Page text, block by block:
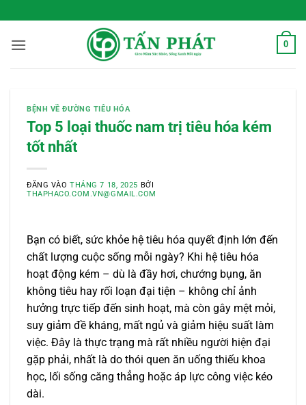
qua
nội
0
BỆNH VỀ ĐƯỜNG TIÊU HÓA
Top 5 loại thuốc nam trị tiêu hóa kém
tốt nhất
ĐĂNG VÀOTHÁNG 7 18, 2025 BỞI
THAPHACO.COM.VN@GMAIL.COM
Bạn có biết, sức khỏe hệ tiêu hóa quyết định lớn đến
chất lượng cuộc sống mỗi ngày? Khi hệ tiêu hóa
hoạt động kém – dù là đầy hơi, chướng bụng, ăn
không tiêu hay rối loạn đại tiện – không chỉ ảnh
hưởng trực tiếp đến sinh hoạt, mà còn gây mệt mỏi,
suy giảm đề kháng, mất ngủ và giảm hiệu suất làm
việc. Đây là thực trạng mà rất nhiều người hiện đại
gặp phải, nhất là do thói quen ăn uống thiếu khoa
học, lối sống căng thẳng hoặc áp lực công việc kéo
dài.